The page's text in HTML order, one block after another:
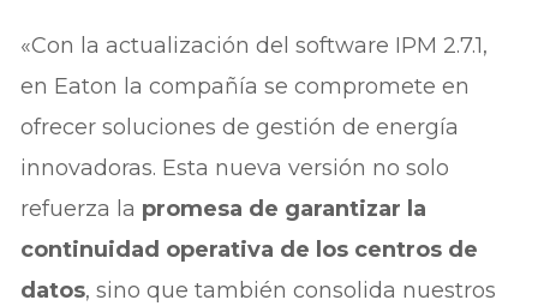
«Con la actualización del software IPM 2.7.1,
en Eaton la compañía se compromete en
ofrecer soluciones de gestión de energía
innovadoras. Esta nueva versión no solo
refuerza la promesa de garantizar la
continuidad operativa de los centros de
datos, sino que también consolida nuestros